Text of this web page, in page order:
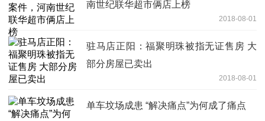
南世纪联华超市俩店上榜
2018-08-01
驻马店正阳：福聚明珠被指无证售房 大
部分房屋已卖出
2018-08-01
单车坟场成患 “解决痛点”为何成了痛点